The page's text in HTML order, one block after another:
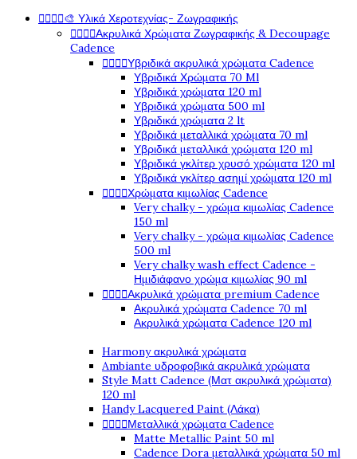
🎨 Υλικά Χεροτεχνίας- Ζωγραφικής
Ακρυλικά Χρώματα Ζωγραφικής & Decoupage
Cadence
Υβριδικά ακρυλικά χρώματα Cadence
Υβριδικά Χρώματα 70 Ml
Υβριδικά χρώματα 120 ml
Υβριδικά χρώματα 500 ml
Υβριδικά χρώματα 2 lt
Υβριδικά μεταλλικά χρώματα 70 ml
Υβριδικά μεταλλικά χρώματα 120 ml
Υβριδικά γκλίτερ χρυσό χρώματα 120 ml
Υβριδικά γκλίτερ ασημί χρώματα 120 ml
Χρώματα κιμωλίας Cadence
Very chalky - χρώμα κιμωλίας Cadence
150 ml
Very chalky - χρώμα κιμωλίας Cadence
500 ml
Very chalky wash effect Cadence -
Ημιδιάφανο χρώμα κιμωλίας 90 ml
Ακρυλικά χρώματα premium Cadence
Ακρυλικά χρώματα Cadence 70 ml
Ακρυλικά χρώματα Cadence 120 ml
Harmony ακρυλικά χρώματα
Ambiante υδροφοβικά ακρυλικά χρώματα
Style Matt Cadence (Ματ ακρυλικά χρώματα)
120 ml
Handy Lacquered Paint (Λάκα)
Μεταλλικά χρώματα Cadence
Matte Metallic Paint 50 ml
Cadence Dora μεταλλικά χρώματα 50 ml